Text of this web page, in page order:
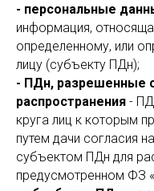
- персональные
информация,
определенному, или
лицу (субъекту ПДн);
- ПДн, разрешенные
распространения -
круга лиц к которым
путем дачи согласия
субъектом ПДн для
предусмотренном ФЗ